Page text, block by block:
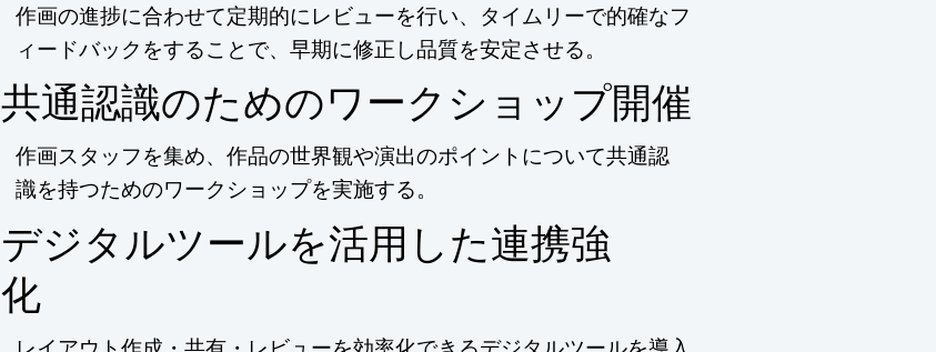
作画の進捗に合わせて定期的にレビューを行い、タイムリーで的確なフ
ィードバックをすることで、早期に修正し品質を安定させる。
共通認識のためのワークショップ開催
作画スタッフを集め、作品の世界観や演出のポイントについて共通認
識を持つためのワークショップを実施する。
デジタルツールを活用した連携強
化